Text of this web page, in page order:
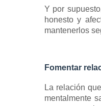
Y por
honesto y
mantenerlos
Fomentar
La relación
mentalmente